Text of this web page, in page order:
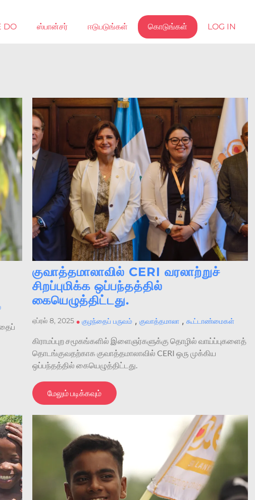
DO ஸ்பான்சர் ஈடுபடுங்கள் கொடுங்கள் LOG IN
குவாத்தமாலாவில் CERI வரலாற்றுச்
சிறப்புமிக்க ஒப்பந்தத்தில்
கையெழுத்திட்டது.
ஏப்ரல் 8, 2025 •குழந்தைப் பருவம் , குவாத்தமாலா , கூட்டாண்மைகள்
கிராமப்புற சமூகங்களில் இளைஞர்களுக்கு தொழில் வாய்ப்புகளைத்
தொடங்குவதற்காக குவாத்தமாலாவில் CERI ஒரு முக்கிய
ஒப்பந்தத்தில் கையெழுத்திட்டது.
மேலும் படிக்கவும்